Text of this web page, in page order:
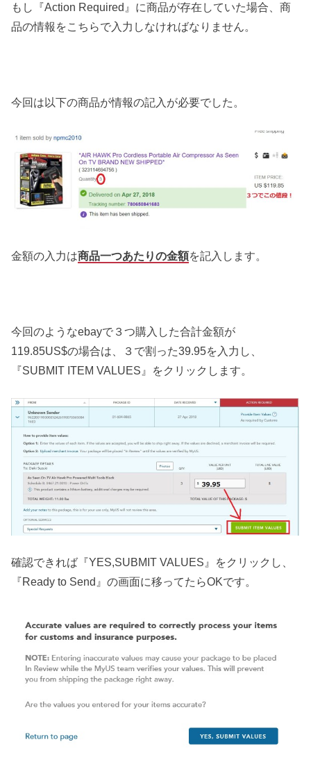
もし『Action Required』に商品が存在していた場合、商
品の情報をこちらで入力しなければなりません。
今回は以下の商品が情報の記入が必要でした。
金額の入力は商品一つあたりの金額を記入します。
今回のようなebayで３つ購入した合計金額が
119.85US$の場合は、３で割った39.95を入力し、
『SUBMIT ITEM VALUES』をクリックします。
確認できれば『YES,SUBMIT VALUES』をクリックし、
『Ready to Send』の画面に移ってたらOKです。